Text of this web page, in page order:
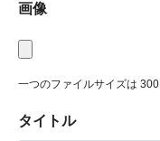
画像
一つのファイルサイズは
タイトル